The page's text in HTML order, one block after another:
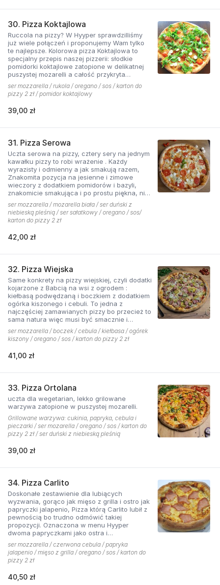
30. Pizza Koktajlowa
Ruccola na pizzy? W Hyyper sprawdzilliśmy
już wiele połączeń i proponujemy Wam tylko
te najlepsze. Kolorowa pizza Koktajlowa to
specjalny przepis naszej pizzerii: słodkie
pomidorki koktajlowe zatopione w delikatnej
puszystej mozarelli a całość przykryta
ostrawą w smaku sałatą! To bardzo włoska w
smaku i wyglądzie pizza.
ser mozzarella / rukola / oregano / sos / karton do
pizzy 2 zł / pomidor koktajlowy
39,00 zł
31. Pizza Serowa
Uczta serowa na pizzy, cztery sery na jednym
kawałku pizzy to robi wrażenie . Każdy
wyrazisty i odmienny a jak smakują razem,
Znakomita pozycja na jesienne i zimowe
wieczory z dodatkiem pomidorów i bazyli,
znakomicie smakująca i po prostu piękna, nie
sposób się oprzeć pokusie .
ser mozzarella / mozarella biała / ser duński z
niebieską pleśnią / ser sałatkowy / oregano / sos/
karton do pizzy 2 zł
42,00 zł
32. Pizza Wiejska
Same konkrety na pizzy wiejskiej, czyli dodatki
kojarzone z Babcią na wsi z ogrodem :
kiełbasą podwędzaną i boczkiem z dodatkiem
ogórka kiszonego i cebuli. To jedna z
najczęściej zamawianych pizzy bo przecież to
sama natura więc musi być smacznie i
naturalne . Najlepsza jest z sosem ostrym
pomidorowym!
ser mozzarella / boczek / cebula / kiełbasa / ogórek
kiszony / oregano / sos / karton do pizzy 2 zł
41,00 zł
33. Pizza Ortolana
uczta dla wegetarian, lekko grilowane
warzywa zatopione w puszystej mozarelli.
Grillowane warzywa: cukinia, papryka, cebula i
pieczarki / ser mozarella / oregano / sos / karton do
pizzy 2 zł / ser duński z niebieską pleśnią
39,00 zł
34. Pizza Carlito
Doskonałe zestawienie dla lubiących
wyzwania, gorąco jak mięso z grilla i ostro jak
papryczki jalapenio, Pizza którą Carlito lubił z
pewnością bo trudno odmówić takiej
propozycji. Oznaczona w menu Hyyper
dwoma papryczkami jako ostra i
niebezpieczna.
ser mozzarella / czerwona cebula / papryka
jalapenio / mięso z grilla / oregano / sos / karton do
pizzy 2 zł
40,50 zł